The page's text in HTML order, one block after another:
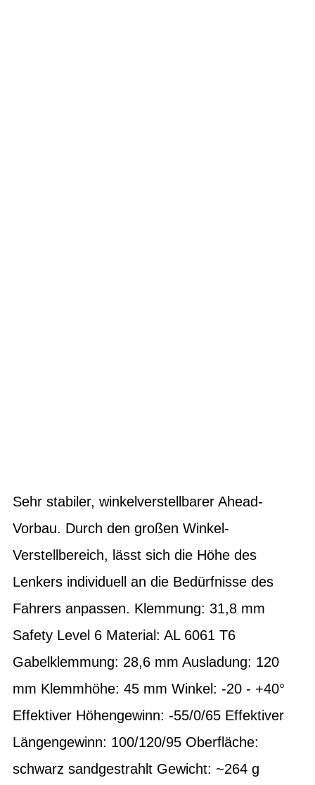
Sehr stabiler, winkelverstellbarer Ahead-
Vorbau. Durch den großen Winkel-
Verstellbereich, lässt sich die Höhe des
Lenkers individuell an die Bedürfnisse des
Fahrers anpassen. Klemmung: 31,8 mm
Safety Level 6 Material: AL 6061 T6
Gabelklemmung: 28,6 mm Ausladung: 120
mm Klemmhöhe: 45 mm Winkel: -20 - +40°
Effektiver Höhengewinn: -55/0/65 Effektiver
Längengewinn: 100/120/95 Oberfläche:
schwarz sandgestrahlt Gewicht: ~264 g